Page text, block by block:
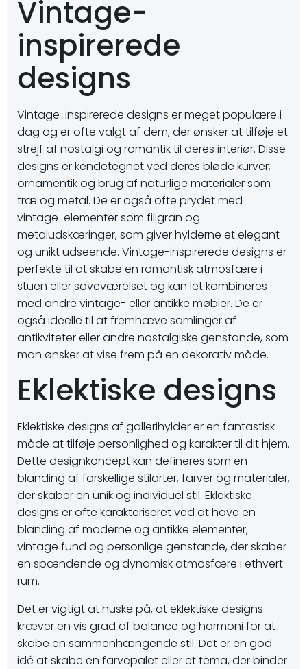
Vintage-
inspirerede
designs
Vintage-inspirerede designs er meget populære i
dag og er ofte valgt af dem, der ønsker at tilføje et
strejf af nostalgi og romantik til deres interiør. Disse
designs er kendetegnet ved deres bløde kurver,
ornamentik og brug af naturlige materialer som
træ og metal. De er også ofte prydet med
vintage-elementer som filigran og
metaludskæringer, som giver hylderne et elegant
og unikt udseende. Vintage-inspirerede designs er
perfekte til at skabe en romantisk atmosfære i
stuen eller soveværelset og kan let kombineres
med andre vintage- eller antikke møbler. De er
også ideelle til at fremhæve samlinger af
antikviteter eller andre nostalgiske genstande, som
man ønsker at vise frem på en dekorativ måde.
Eklektiske designs
Eklektiske designs af gallerihylder er en fantastisk
måde at tilføje personlighed og karakter til dit hjem.
Dette designkoncept kan defineres som en
blanding af forskellige stilarter, farver og materialer,
der skaber en unik og individuel stil. Eklektiske
designs er ofte karakteriseret ved at have en
blanding af moderne og antikke elementer,
vintage fund og personlige genstande, der skaber
en spændende og dynamisk atmosfære i ethvert
rum.
Det er vigtigt at huske på, at eklektiske designs
kræver en vis grad af balance og harmoni for at
skabe en sammenhængende stil. Det er en god
idé at skabe en farvepalet eller et tema, der binder